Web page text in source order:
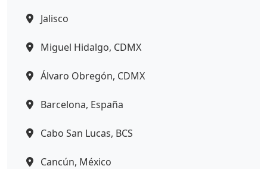
Jalisco
Miguel Hidalgo, CDMX
Álvaro Obregón, CDMX
Barcelona, España
Cabo San Lucas, BCS
Cancún, México